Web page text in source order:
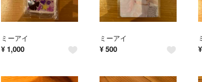
ミーアイ
¥ 1,000
ミーアイ
¥500 ¥